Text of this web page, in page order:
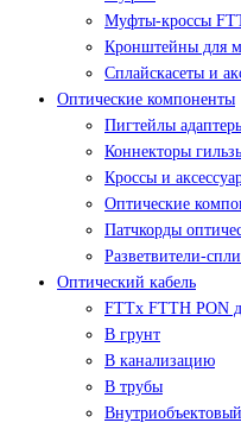
Муфты-кроссы
Кронштейны для
Сплайскасеты и
Оптические компоненты
Пигтейлы
Коннекторы
Кроссы и
Оптические
Патчкорды
Разветвители-
Оптический кабель
FTTx FTTH PON
В грунт
В канализацию
В трубы
Внутриобъектовый